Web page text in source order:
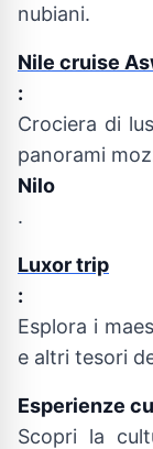
nubiani.
Nile cruise
:
Crociera di
panorami
Nilo
.
Luxor trip
:
Esplora i
e altri tesori
Esperienze
Scopri la